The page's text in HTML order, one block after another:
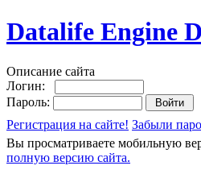
Datalife Engine
Описание сайта
Логин:
Пароль:
Регистрация на сайте! Забыли
Вы просматриваете мобильную
полную версию сайта.